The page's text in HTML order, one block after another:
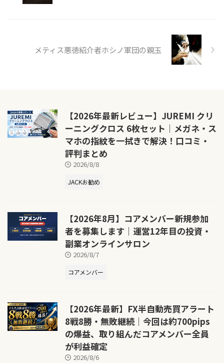
メティス悪徳紹介者ホシノ軍団の親玉
【2026年最新レビュー】JUREMI クリ
ーニングクロス 6枚セット｜メガネ・ス
マホの指紋を一拭きで解決！口コミ・
評判まとめ
2026/8/8
JACKお勧め
【2026年8月】コアメンバー新規参加
者を募集します｜運営12年目の投資・
副業オンラインサロン
2026/8/7
コアメンバー
【2026年最新】FX半自動売買アラート
8戦8勝・無敗継続｜今回は約700pips
の爆益、取り組んだコアメンバー全員
が利益確定
2026/8/6